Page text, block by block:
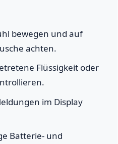
bewegen und auf
achten.
Flüssigkeit oder
im Display
Batterie- und